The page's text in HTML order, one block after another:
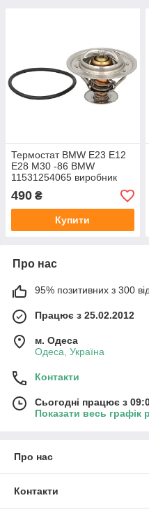
Термостат BMW E23 E12
E28 M30 -86 BMW
11531254065 виробник
WAHLER Німеччина
490 ₴
Купити
Про нас
95% позитивних з 300
Працює з 25.02.2012
м. Одеса
Одеса, Україна
Контакти
Сьогодні працює з
Показати весь графік
Про нас
Контакти